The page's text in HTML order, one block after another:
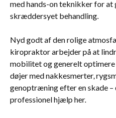
med hands-on teknikker for
skræddersyet behandling.
Nyd godt af den rolige
kiropraktor arbejder på at
mobilitet og generelt
døjer med nakkesmerter,
genoptræning efter en skade –
professionel hjælp her.